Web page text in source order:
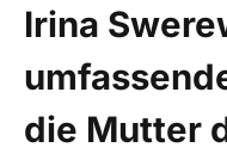
Irina
die Mutter